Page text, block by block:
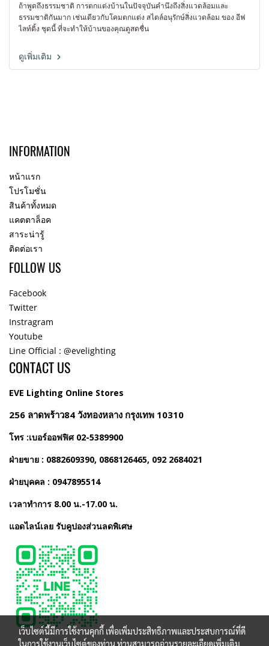
ถ้าพูดถึงธรรมชาติ การตกแต่งบ้านในปัจจุบันคำนึงถึงสิ่งแวดล้อมและ
ธรรมชาติกันมาก เช่นเดียวกับโคมตกแต่ง สไตล์อนุรักษ์สิ่งแวดล้อม ของ อีฟ
ไลท์ติ้ง ชุดนี้ ที่จะทำให้บ้านของคุณดูสดชื่น
ดูเพิ่มเติม
INFORMATION
หน้าแรก
โปรโมชั่น
สินค้าทั้งหมด
แคตตาล็อค
สาระน่ารู้
ติดต่อเรา
FOLLOW US
Facebook
Twitter
Instragram
Youtube
Line Official : @evelighting
CONTACT US
EVE Lighting Online Stores
256 ลาดพร้าว84 วังทองหลาง กรุงเทพ 10310
โทร :เบอร์ออฟฟิศ 02-5389900
ฝ่ายขาย : 0882609390, 0868126465, 092 2684021
ฝ่ายบุคคล : 0947895514
เวลาทำการ 8.00 น.-17.00 น.
แอดไลน์เลย รับคูปองส่วนลดพิเศษ
เว็บไซต์นี้มีการใช้งานคุกกี้ เพื่อเพิ่มประสิทธิภาพและประสบการณ์ที่ดี
ในการใช้งานเว็บไซต์ของท่าน ท่านสามารถอ่านรายละเอียดเพิ่มเติม